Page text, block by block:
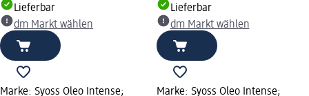
Lieferbar
dm Markt wählen
Lieferbar
dm Markt wählen
Marke: Syoss Oleo Intense; Marke: Syoss Oleo Intense;